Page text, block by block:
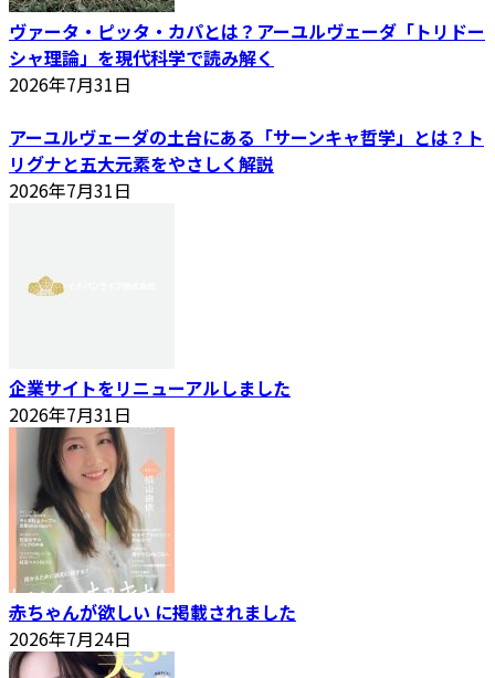
ヴァータ・ピッタ・カパとは？アーユルヴェーダ「トリドー
シャ理論」を現代科学で読み解く
2026年7月31日
アーユルヴェーダの土台にある「サーンキャ哲学」とは？ト
リグナと五大元素をやさしく解説
2026年7月31日
企業サイトをリニューアルしました
2026年7月31日
赤ちゃんが欲しい に掲載されました
2026年7月24日